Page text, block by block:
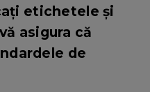
etichetele și
asigura că
de